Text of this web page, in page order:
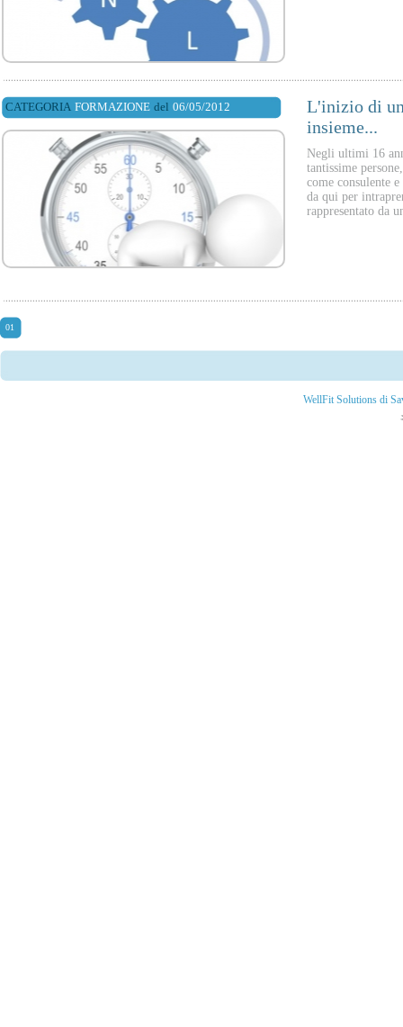
CATEGORIA FORMAZIONE del 06/05/2012
L'inizio di
insieme...
Negli ultimi 16
tantissime
come consulente
da qui per
rappresentato da
01
WellFit Solutions di